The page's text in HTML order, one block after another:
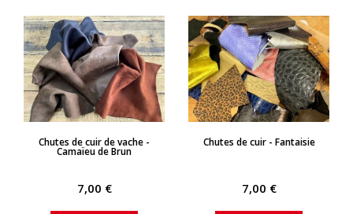
APERÇU RAPIDE
Chutes de cuir de vache -
Camaïeu de Brun
7,00 €
APERÇU RAPIDE
Chutes de cuir - Fantaisie
7,00 €